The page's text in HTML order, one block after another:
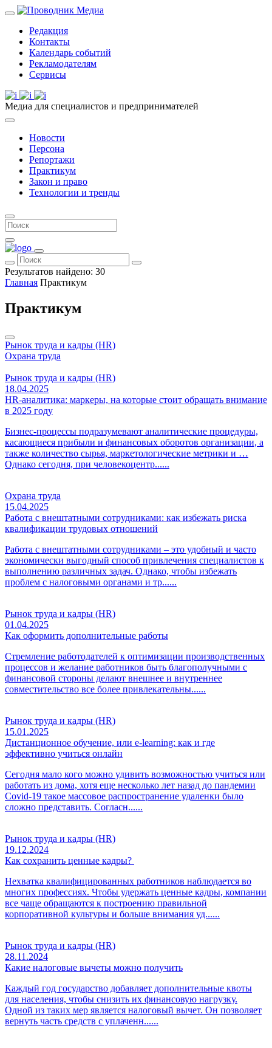
Редакция
Контакты
Календарь событий
Рекламодателям
Сервисы
Медиа для специалистов и предпринимателей
Новости
Персона
Репортажи
Практикум
Закон и право
Технологии и тренды
Результатов найдено: 30
Главная Практикум
Практикум
Рынок труда и кадры (HR)
Охрана труда
Рынок труда и кадры (HR)
18.04.2025
HR-аналитика: маркеры, на которые стоит обращать внимание
в 2025 году
Бизнес-процессы подразумевают аналитические процедуры,
касающиеся прибыли и финансовых оборотов организации, а
также количество сырья, маркетологические метрики и …
Однако сегодня, при человекоцентр......
Охрана труда
15.04.2025
Работа с внештатными сотрудниками: как избежать риска
квалификации трудовых отношений
Работа с внештатными сотрудниками – это удобный и часто
экономически выгодный способ привлечения специалистов к
выполнению различных задач. Однако, чтобы избежать
проблем с налоговыми органами и тр......
Рынок труда и кадры (HR)
01.04.2025
Как оформить дополнительные работы
Стремление работодателей к оптимизации производственных
процессов и желание работников быть благополучными с
финансовой стороны делают внешнее и внутреннее
совместительство все более привлекательны......
Рынок труда и кадры (HR)
15.01.2025
Дистанционное обучение, или e‑learning: как и где
эффективно учиться онлайн
Сегодня мало кого можно удивить возможностью учиться или
работать из дома, хотя еще несколько лет назад до пандемии
Covid-19 такое массовое распространение удаленки было
сложно представить. Согласн......
Рынок труда и кадры (HR)
19.12.2024
Как сохранить ценные кадры?
Нехватка квалифицированных работников наблюдается во
многих профессиях. Чтобы удержать ценные кадры, компании
все чаще обращаются к построению правильной
корпоративной культуры и больше внимания уд......
Рынок труда и кадры (HR)
28.11.2024
Какие налоговые вычеты можно получить
Каждый год государство добавляет дополнительные квоты
для населения, чтобы снизить их финансовую нагрузку.
Одной из таких мер является налоговый вычет. Он позволяет
вернуть часть средств с уплаченн......